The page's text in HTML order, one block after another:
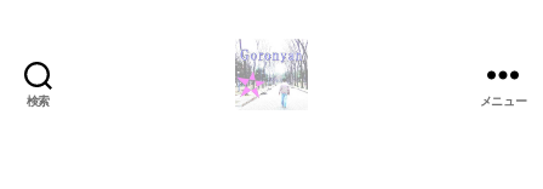
検索 メニュー